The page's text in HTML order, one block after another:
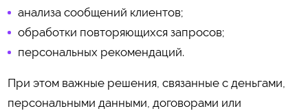
анализа сообщений клиентов;
обработки повторяющихся запросов;
персональных рекомендаций.
При этом важные решения, связанные с деньгами,
персональными данными, договорами или